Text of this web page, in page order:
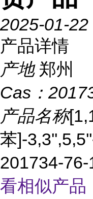
2025-01-22
产品详情
产地 郑州
Cas：
产品名称
苯]-
201734-
看相似产